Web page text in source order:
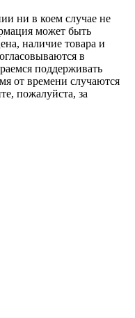
ни в коем случае не
может быть
наличие товара и
в
поддерживать
от времени случаются
пожалуйста, за